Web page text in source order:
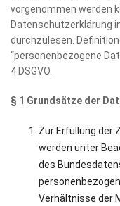
vorgenommen werden
Datenschutzerklärung
durchzulesen.
“personenbezogene
4 DSGVO.
§ 1 Grundsätze der
Zur Erfüllung der
werden unter
des
Verhältnisse der